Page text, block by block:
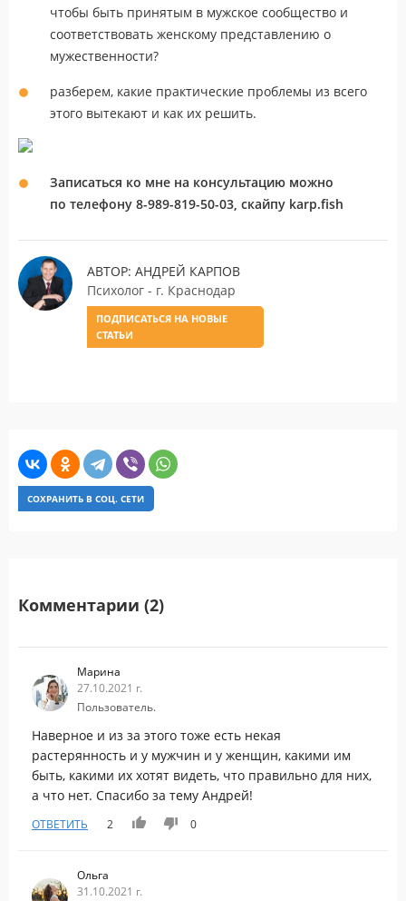
чтобы быть принятым в мужское сообщество и
соответствовать женскому представлению о
мужественности?
разберем, какие практические проблемы из всего
этого вытекают и как их решить.
Записаться ко мне на консультацию можно
по телефону 8-989-819-50-03, скайпу karp.fish
АВТОР: АНДРЕЙ КАРПОВ
Психолог - г. Краснодар
ПОДПИСАТЬСЯ НА НОВЫЕ
СТАТЬИ
СОХРАНИТЬ В СОЦ. СЕТИ
Комментарии (2)
Марина
27.10.2021 г.
Пользователь.
Наверное и из за этого тоже есть некая
растерянность и у мужчин и у женщин, какими им
быть, какими их хотят видеть, что правильно для них,
а что нет. Спасибо за тему Андрей!
ОТВЕТИТЬ 2 0
Ольга
31.10.2021 г.